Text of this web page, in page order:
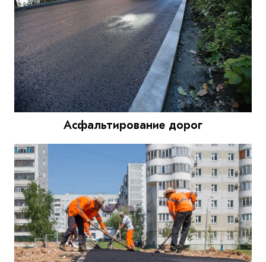
Асфальтирование дорог